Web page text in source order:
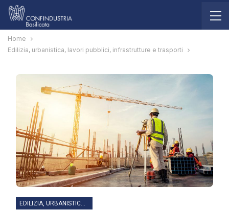
Home
Edilizia, urbanistica, lavori pubblici, infrastrutture e trasporti
EDILIZIA, URBANISTICA, LAVORI PUBBLICI, INFRASTRUTTURE E TRASPORTI